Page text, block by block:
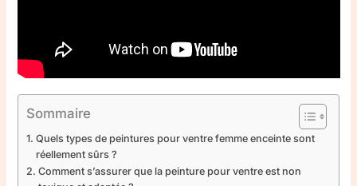
Sommaire
Quels types de peintures pour ventre femme enceinte sont
réellement sûrs ?
Comment s’assurer que la peinture pour ventre est non